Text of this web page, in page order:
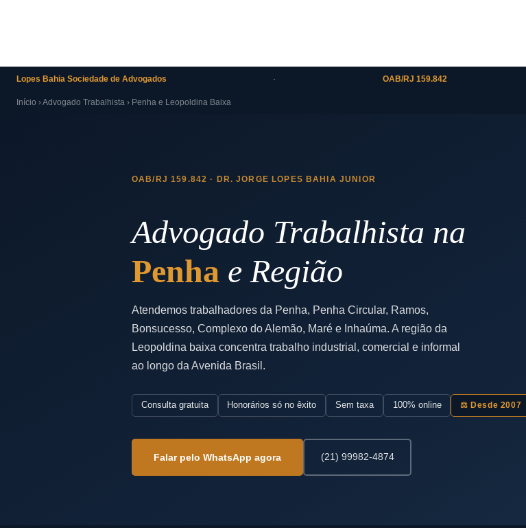
Lopes Bahia Sociedade de Advogados · OAB/RJ 159.842
Início ›Advogado Trabalhista › Penha e Leopoldina Baixa
OAB/RJ 159.842 · DR. JORGE LOPES BAHIA JUNIOR
Advogado Trabalhista na
Penha e Região
Atendemos trabalhadores da Penha, Penha Circular, Ramos,
Bonsucesso, Complexo do Alemão, Maré e Inhaúma. A região da
Leopoldina baixa concentra trabalho industrial, comercial e informal
ao longo da Avenida Brasil.
Consulta gratuita Honorários só no êxito Sem taxa 100% online ⚖️ Desde 2007
Falar pelo WhatsApp agora (21) 99982-4874